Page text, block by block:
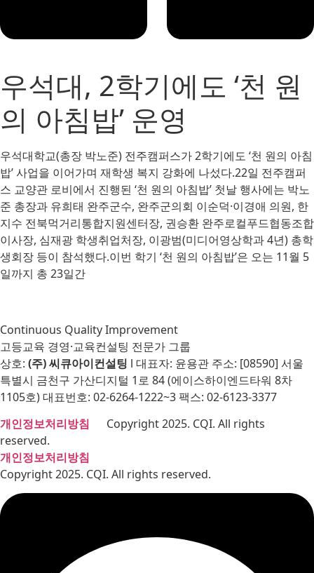
우석대, 2학기에도 ‘천 원
의 아침밥’ 운영
우석대학교(총장 박노준) 전주캠퍼스가 2학기에도 ‘천 원의 아침
밥’ 사업을 이어가며 재학생 복지 강화에 나섰다.22일 전주캠퍼
스 교양관 로비에서 진행된 ‘천 원의 아침밥’ 첫날 행사에는 박노
준 총장과 유희태 완주군수, 완주군의회 이순덕·이경애 의원, 한
지수 전북먹거리통합지원센터장, 권승환 완주로컬푸드협동조합
이사장, 심재광 학생취업처장, 이광범(미디어영상학과 4년) 총학
생회장 등이 참석했다.이번 학기 ‘천 원의 아침밥’은 오는 11월 5
일까지 총 23일간
Continuous Quality Improvement
고등교육 경영·교육컨설팅 전문가 그룹
상호: (주) 씨큐아이컨설팅 l 대표자: 윤용관 주소: [08590] 서울
특별시 금천구 가산디지털 1로 84 (에이스하이엔드타워 8차
1105호) 대표번호: 02-6264-1222~3 팩스: 02-6123-3377
개인정보처리방침 Copyright 2025. CQI. All rights
reserved.
개인정보처리방침
Copyright 2025. CQI. All rights reserved.